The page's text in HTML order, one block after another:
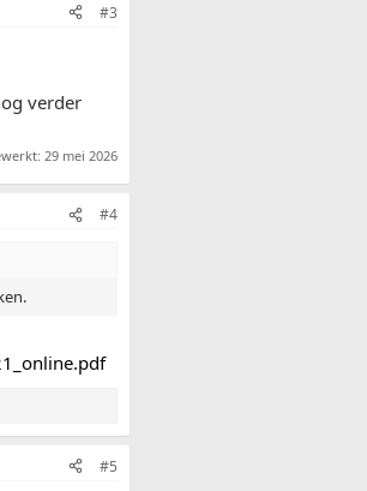
#3
verder
29 mei 2026
#4
#5